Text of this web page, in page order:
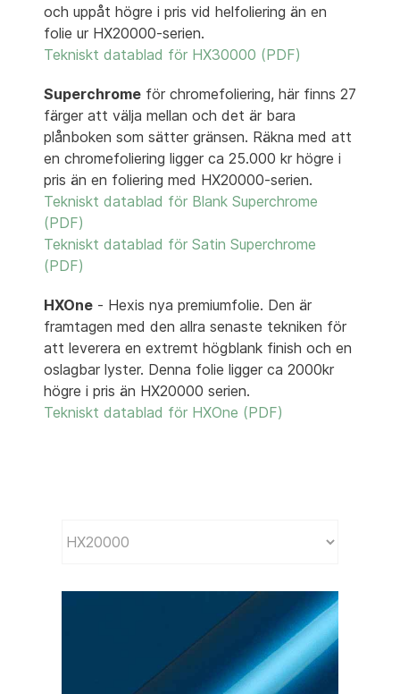
och uppåt högre i pris vid helfoliering än en
folie ur HX20000-serien.
Tekniskt datablad för HX30000 (PDF)
Superchrome för chromefoliering, här finns 27
färger att välja mellan och det är bara
plånboken som sätter gränsen. Räkna med att
en chromefoliering ligger ca 25.000 kr högre i
pris än en foliering med HX20000-serien.
Tekniskt datablad för Blank Superchrome
(PDF)
Tekniskt datablad för Satin Superchrome
(PDF)
HXOne - Hexis nya premiumfolie. Den är
framtagen med den allra senaste tekniken för
att leverera en extremt högblank finish och en
oslagbar lyster. Denna folie ligger ca 2000kr
högre i pris än HX20000 serien.
Tekniskt datablad för HXOne (PDF)